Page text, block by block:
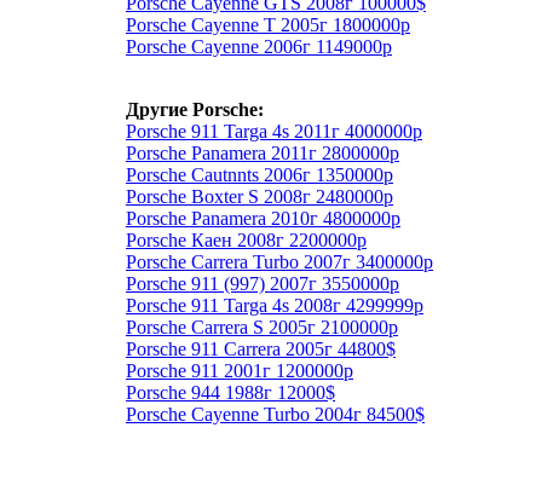
Porsche Cayenne T 2005г 1800000р
Porsche Cayenne 2006г 1149000р
Другие Porsche:
Porsche 911 Targa 4s 2011г 4000000р
Porsche Panamera 2011г 2800000р
Porsche Cautnnts 2006г 1350000р
Porsche Boxter S 2008г 2480000р
Porsche Panamera 2010г 4800000р
Porsche Каен 2008г 2200000р
Porsche Carrera Turbo 2007г 3400000р
Porsche 911 (997) 2007г 3550000р
Porsche 911 Targa 4s 2008г 4299999р
Porsche Carrera S 2005г 2100000р
Porsche 911 Carrera 2005г 44800$
Porsche 911 2001г 1200000р
Porsche 944 1988г 12000$
Porsche Сayenne Turbo 2004г 84500$